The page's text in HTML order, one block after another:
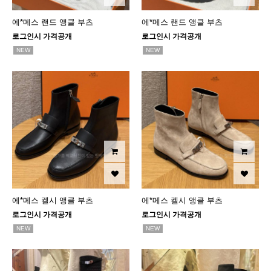
에*메스 랜드 앵클 부츠
로그인시 가격공개
NEW
에*메스 랜드 앵클 부츠
로그인시 가격공개
NEW
에*메스 켈시 앵클 부츠
로그인시 가격공개
NEW
에*메스 켈시 앵클 부츠
로그인시 가격공개
NEW